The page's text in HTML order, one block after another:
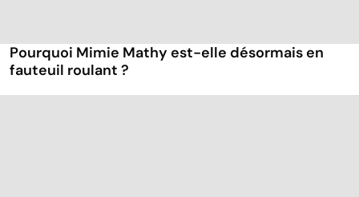
Pourquoi Mimie Mathy est-elle désormais en
fauteuil roulant ?